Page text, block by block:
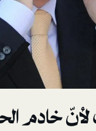
لأنّ خادم